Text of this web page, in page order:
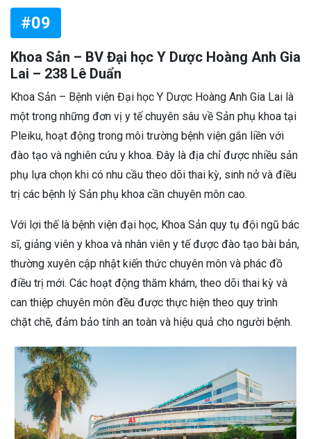
#09
Khoa Sản – BV Đại học Y Dược Hoàng Anh Gia
Lai – 238 Lê Duẩn
Khoa Sản – Bệnh viện Đại học Y Dược Hoàng Anh Gia Lai là
một trong những đơn vị y tế chuyên sâu về Sản phụ khoa tại
Pleiku, hoạt động trong môi trường bệnh viện gắn liền với
đào tạo và nghiên cứu y khoa. Đây là địa chỉ được nhiều sản
phụ lựa chọn khi có nhu cầu theo dõi thai kỳ, sinh nở và điều
trị các bệnh lý Sản phụ khoa cần chuyên môn cao.
Với lợi thế là bệnh viện đại học, Khoa Sản quy tụ đội ngũ bác
sĩ, giảng viên y khoa và nhân viên y tế được đào tạo bài bản,
thường xuyên cập nhật kiến thức chuyên môn và phác đồ
điều trị mới. Các hoạt động thăm khám, theo dõi thai kỳ và
can thiệp chuyên môn đều được thực hiện theo quy trình
chặt chẽ, đảm bảo tính an toàn và hiệu quả cho người bệnh.